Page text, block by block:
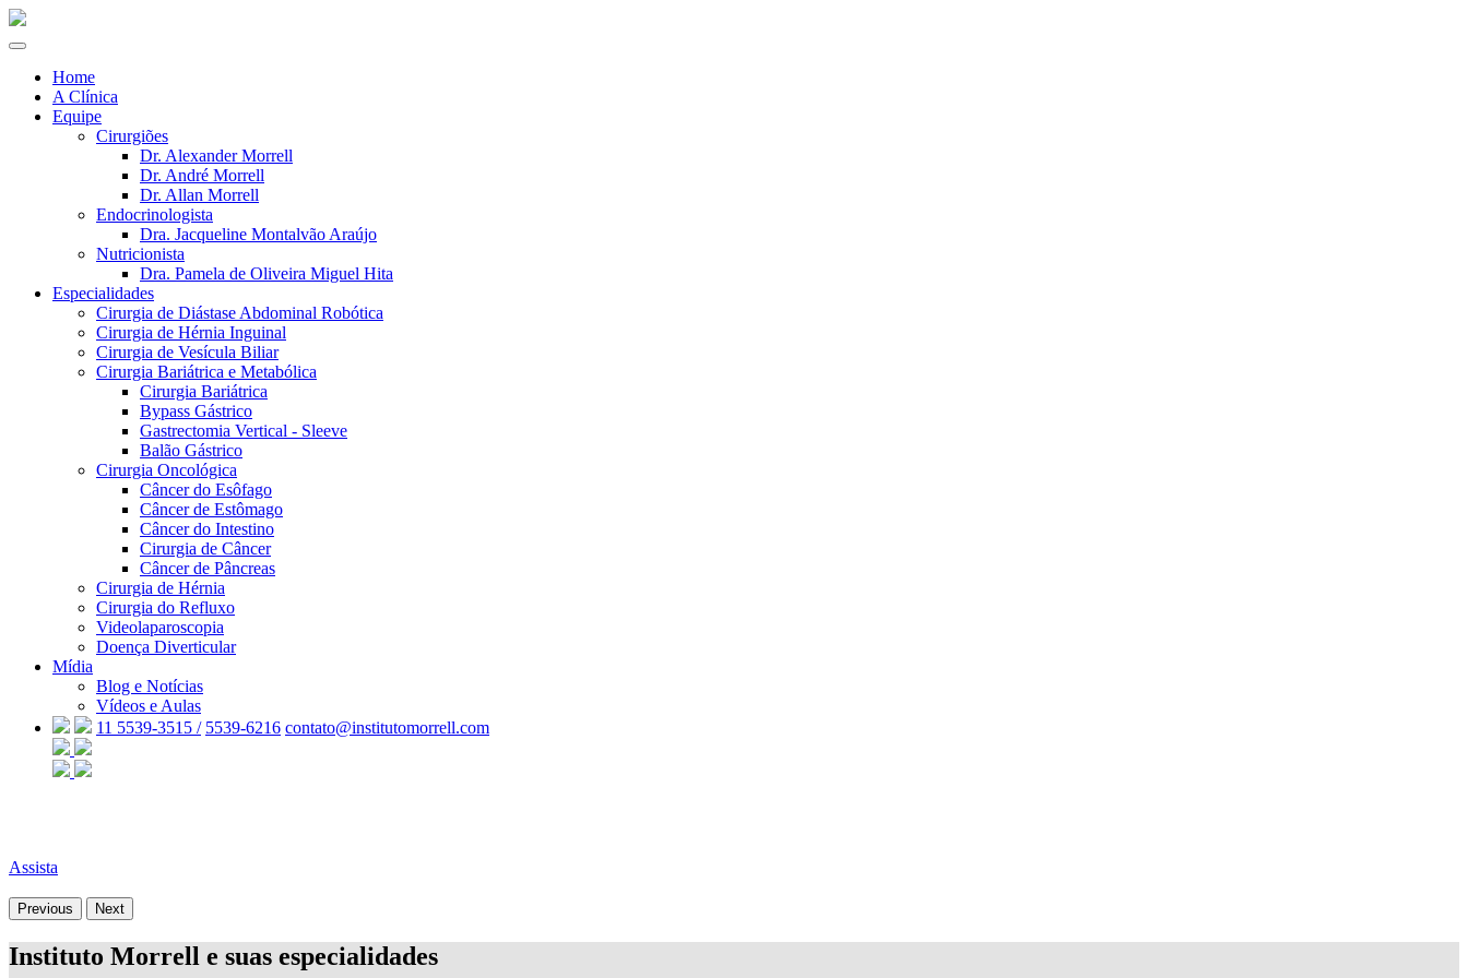
Home
A Clínica
Equipe
Cirurgiões
Dr. Alexander Morrell
Dr. André Morrell
Dr. Allan Morrell
Endocrinologista
Dra. Jacqueline Montalvão Araújo
Nutricionista
Dra. Pamela de Oliveira Miguel Hita
Especialidades
Cirurgia de Diástase Abdominal Robótica
Cirurgia de Hérnia Inguinal
Cirurgia de Vesícula Biliar
Cirurgia Bariátrica e Metabólica
Cirurgia Bariátrica
Bypass Gástrico
Gastrectomia Vertical - Sleeve
Balão Gástrico
Cirurgia Oncológica
Câncer do Esôfago
Câncer de Estômago
Câncer do Intestino
Cirurgia de Câncer
Câncer de Pâncreas
Cirurgia de Hérnia
Cirurgia do Refluxo
Videolaparoscopia
Doença Diverticular
Mídia
Blog e Notícias
Vídeos e Aulas
11 5539-3515 / 5539-6216 contato@institutomorrell.com
Assista
Previous Next
Instituto Morrell e suas especialidades